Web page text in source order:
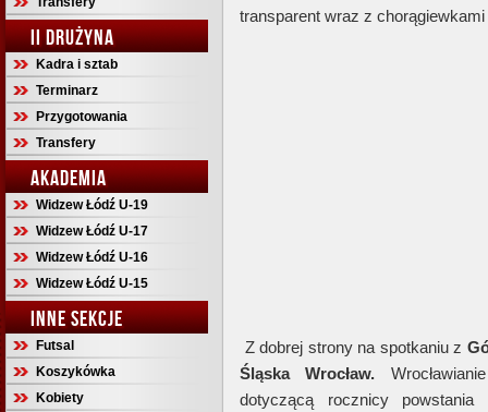
II DRUŻYNA
Kadra i sztab
Terminarz
Przygotowania
Transfery
AKADEMIA
Widzew Łódź U-19
Widzew Łódź U-17
Widzew Łódź U-16
Widzew Łódź U-15
INNE SEKCJE
Futsal
Koszykówka
Kobiety
transparent wraz z
Z dobrej strony na spotkaniu z
Śląska
Wrocław.
dotyczącą rocznicy